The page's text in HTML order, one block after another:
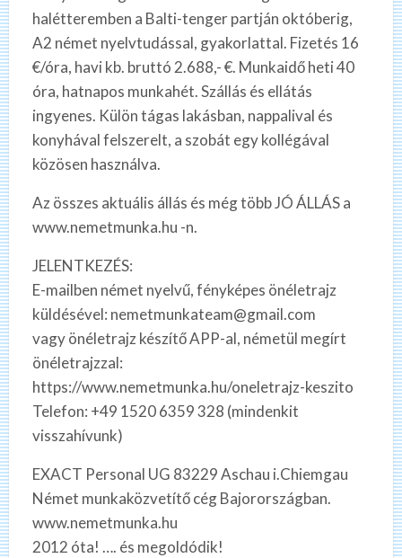
halétteremben a Balti-tenger partján októberig,
A2 német nyelvtudással, gyakorlattal. Fizetés 16
€/óra, havi kb. bruttó 2.688,- €. Munkaidő heti 40
óra, hatnapos munkahét. Szállás és ellátás
ingyenes. Külön tágas lakásban, nappalival és
konyhával felszerelt, a szobát egy kollégával
közösen használva.
Az összes aktuális állás és még több JÓ ÁLLÁS a
www.nemetmunka.hu -n.
JELENTKEZÉS:
E-mailben német nyelvű, fényképes önéletrajz
küldésével: nemetmunkateam@gmail.com
vagy önéletrajz készítő APP-al, németül megírt
önéletrajzzal:
https://www.nemetmunka.hu/oneletrajz-keszito
Telefon: +49 1520 6359 328 (mindenkit
visszahívunk)
EXACT Personal UG 83229 Aschau i.Chiemgau
Német munkaközvetítő cég Bajorországban.
www.nemetmunka.hu
2012 óta! …. és megoldódik!